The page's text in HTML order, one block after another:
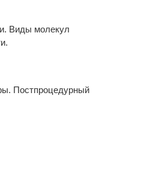
Виды молекул
Постпроцедурный